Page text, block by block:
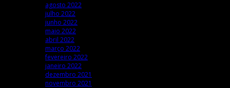
agosto 2022
julho 2022
junho 2022
maio 2022
abril 2022
março 2022
fevereiro 2022
janeiro 2022
dezembro 2021
novembro 2021